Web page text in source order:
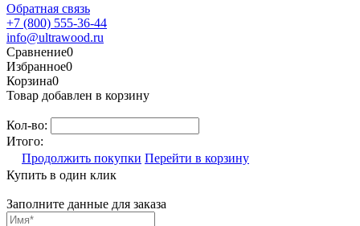
Обратная связь
+7 (800) 555-36-44
info@ultrawood.ru
Сравнение0
Избранное0
Корзина0
Товар добавлен в корзину
Кол-во:
Итого:
Продолжить покупки Перейти в корзину
Купить в один клик
Заполните данные для заказа